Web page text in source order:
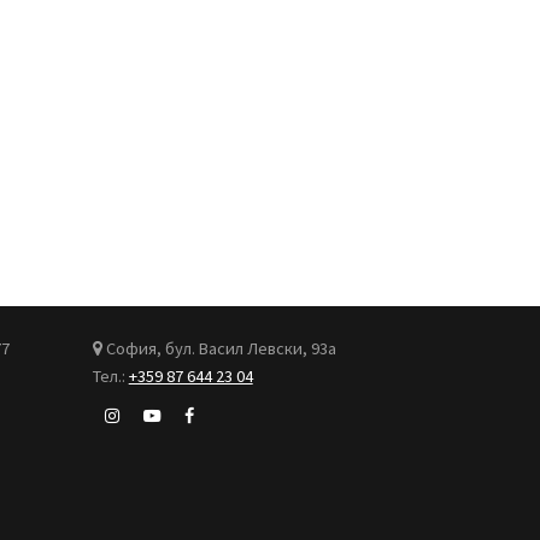
София, бул. Васил Левски, 93а
Тел.: +359 87 644 23 04